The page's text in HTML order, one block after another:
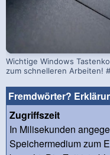
Wichtige Windows
zum schnelleren Arbeiten!
Fremdwörter?
Zugriffszeit
In Milisekunden
Speichermedium zum